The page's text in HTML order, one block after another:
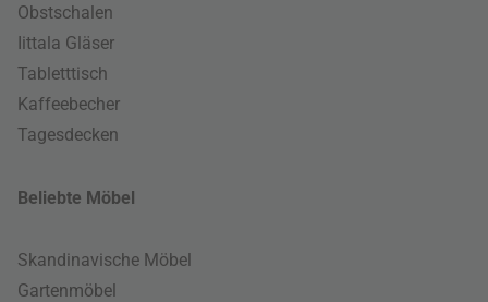
Obstschalen
Iittala Gläser
Tabletttisch
Kaffeebecher
Tagesdecken
Beliebte Möbel
Skandinavische Möbel
Gartenmöbel